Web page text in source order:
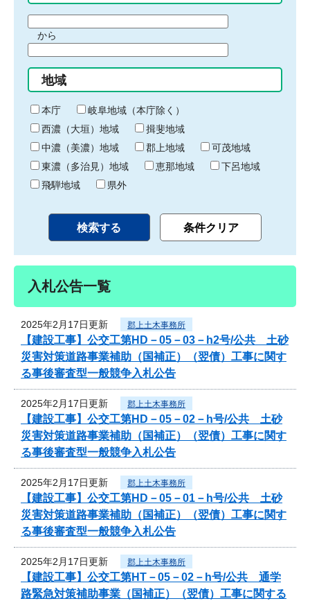
間
始
り
から
間
終
わ
り
地域
本庁
岐阜地域（本庁除く）
西濃（大垣）地域
揖斐地域
中濃（美濃）地域
郡上地域
可茂地域
東濃（多治見）地域
恵那地域
下呂地域
飛騨地域
県外
入札公告一覧
2025年2月17日更新 郡上土木事務所
【建設工事】公交工第HD－05－03－h2号/公共 土砂
災害対策道路事業補助（国補正）（翌債）工事に関す
る事後審査型一般競争入札公告
2025年2月17日更新 郡上土木事務所
【建設工事】公交工第HD－05－02－h号/公共 土砂
災害対策道路事業補助（国補正）（翌債）工事に関す
る事後審査型一般競争入札公告
2025年2月17日更新 郡上土木事務所
【建設工事】公交工第HD－05－01－h号/公共 土砂
災害対策道路事業補助（国補正）（翌債）工事に関す
る事後審査型一般競争入札公告
2025年2月17日更新 郡上土木事務所
【建設工事】公交工第HT－05－02－h号/公共 通学
路緊急対策補助事業（国補正）（翌債）工事に関する